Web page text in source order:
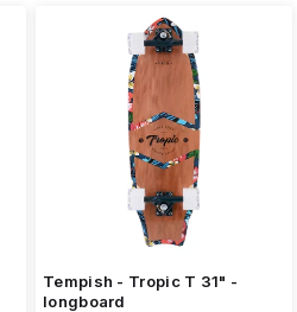
Tempish - Tropic T 31" -
longboard